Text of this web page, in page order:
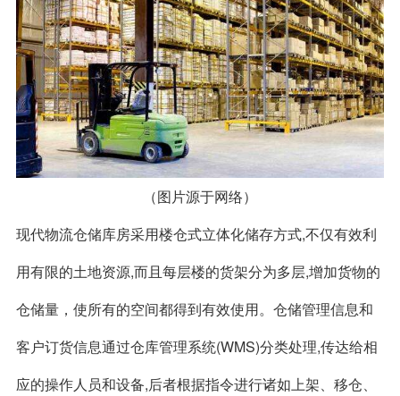
（图片源于网络）
现代物流仓储库房采用楼仓式立体化储存方式,不仅有效利
用有限的土地资源,而且每层楼的货架分为多层,增加货物的
仓储量，使所有的空间都得到有效使用。仓储管理信息和
客户订货信息通过仓库管理系统(WMS)分类处理,传达给相
应的操作人员和设备,后者根据指令进行诸如上架、移仓、